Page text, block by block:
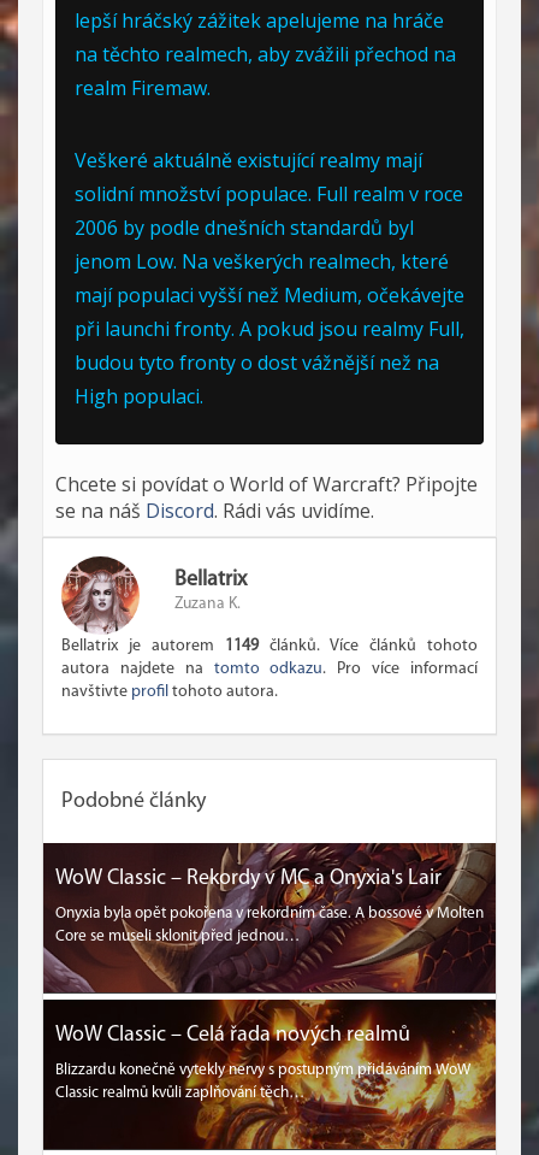
lepší hráčský zážitek apelujeme na hráče
na těchto realmech, aby zvážili přechod na
realm Firemaw.
Veškeré aktuálně existující realmy mají
solidní množství populace. Full realm v roce
2006 by podle dnešních standardů byl
jenom Low. Na veškerých realmech, které
mají populaci vyšší než Medium, očekávejte
při launchi fronty. A pokud jsou realmy Full,
budou tyto fronty o dost vážnější než na
High populaci.
Chcete si povídat o World of Warcraft? Připojte
se na náš Discord. Rádi vás uvidíme.
Bellatrix
Zuzana K.
Bellatrix je autorem 1149článků. Více článků tohoto
autora najdete na tomto odkazu. Pro více informací
navštivte profil tohoto autora.
Podobné články
WoW Classic – Rekordy v MC a Onyxia's Lair
Onyxia byla opět pokořena v rekordním čase. A bossové v Molten
Core se museli sklonit před jednou…
WoW Classic – Celá řada nových realmů
Blizzardu konečně vytekly nervy s postupným přidáváním WoW
Classic realmů kvůli zaplňování těch…